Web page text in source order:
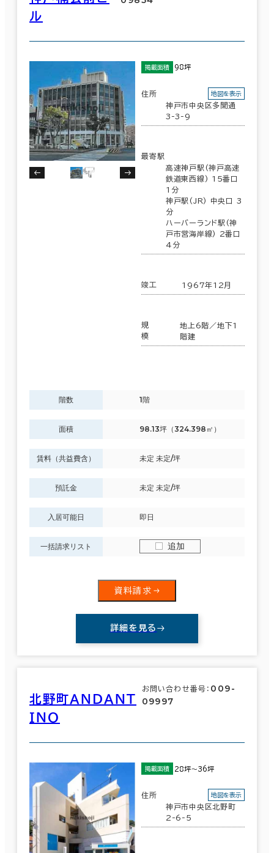
ル
掲載面積 98坪
住所
神戸市中央区多聞通
3-3-9
地図を表示
最寄駅
高速神戸駅(神戸高速
鉄道東西線) 15番口
1分
神戸駅(JR) 中央口 3
分
ハーバーランド駅(神
戸市営海岸線) 2番口
4分
竣工 1967年12月
規
模
地上6階／地下1
階建
階数 1階
面積 98.13坪（324.398㎡）
賃料（共益費含） 未定 未定/坪
預託金 未定 未定/坪
入居可能日 即日
一括請求リスト 追加
資料請求
詳細を見る
北野町ＡＮＤＡＮＴ
ＩＮＯ
お問い合わせ番号： 009-
09997
掲載面積 28坪～36坪
住所
神戸市中央区北野町
2-6-5
地図を表示
該当数 417室(166棟)
この条件で検索する
築年数
建築中 1年以内
5年以内
10年以内
20年以内 30年以内
階数
1フロア面積100坪以上
417室(166
棟)
この条件で検索する